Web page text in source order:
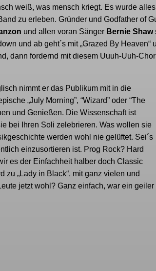
weiß, was mensch kriegt. Es wurde alles
zu erleben. Gründer und Godfather of
und allen voran Sänger Bernie Shaw
und ab geht´s mit „Grazed By Heaven“
dann fordernd mit diesem Uuuh-Uuh-
nimmt er das Publikum mit in die
„July Morning”, “Wizard” oder “The
und Genießen. Die Wissenschaft ist
bei Ihren Soli zelebrieren. Was wollen sie
werden wohl nie gelüftet. Sei´s
einzusortieren ist. Prog Rock? Hard
es der Einfachheit halber doch Classic
„Lady in Black“, mit ganz vielen und
jetzt wohl? Ganz einfach, war ein geiler